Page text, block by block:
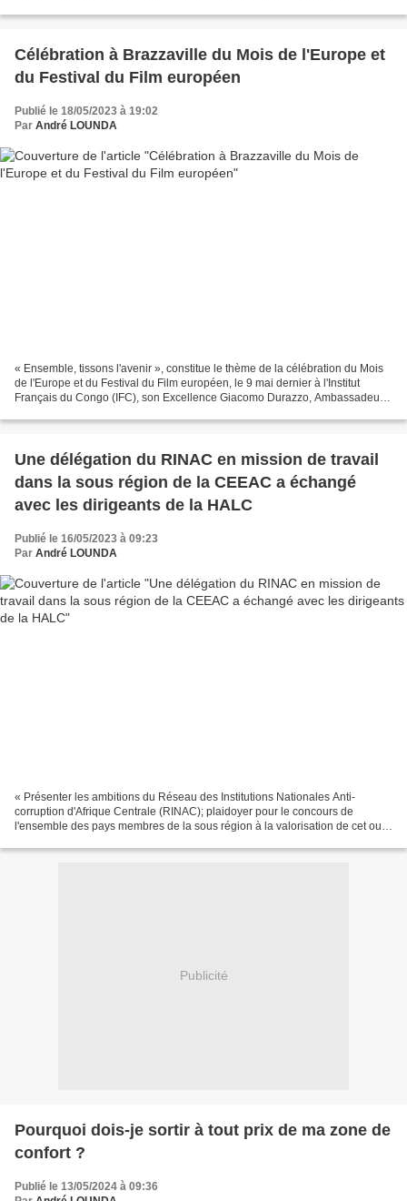
Célébration à Brazzaville du Mois de l'Europe et
du Festival du Film européen
Publié le 18/05/2023 à 19:02
Par André LOUNDA
« Ensemble, tissons l'avenir », constitue le thème de la célébration du Mois
de l'Europe et du Festival du Film européen, le 9 mai dernier à l'Institut
Français du Congo (IFC), son Excellence Giacomo Durazzo, Ambassadeur
Une délégation du RINAC en mission de travail
dans la sous région de la CEEAC a échangé
avec les dirigeants de la HALC
Publié le 16/05/2023 à 09:23
Par André LOUNDA
« Présenter les ambitions du Réseau des Institutions Nationales Anti-
corruption d'Afrique Centrale (RINAC); plaidoyer pour le concours de
l'ensemble des pays membres de la sous région à la valorisation de cet outil
Publicité
Pourquoi dois-je sortir à tout prix de ma zone de
confort ?
Publié le 13/05/2024 à 09:36